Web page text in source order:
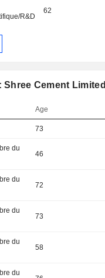
R&D
62
Cement Limited
Age
73
du
46
du
72
du
73
du
58
du